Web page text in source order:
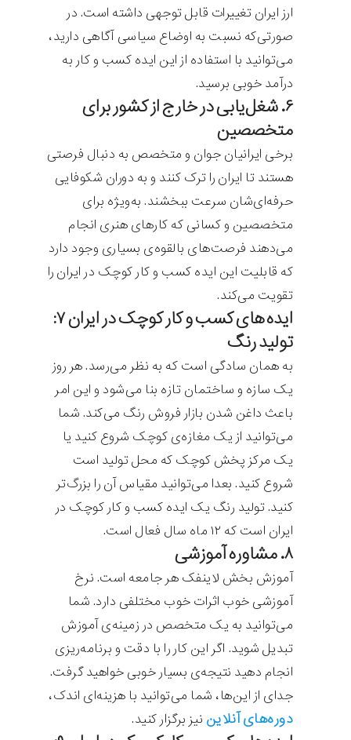
ارز ایران تغییرات قابل توجهی داشته است. در
صورتی‌که نسبت به اوضاع سیاسی آگاهی دارید،
می‌توانید با استفاده از این ایده کسب و کار به
درآمد خوبی برسید.
۶. شغل‌یابی در خارج از کشور برای
متخصصین
برخی ایرانیان جوان و متخصص به دنبال فرصتی
هستند تا ایران را ترک کنند و به دوران شکوفایی
حرفه‌ای‌شان سرعت ببخشند. به‌ویژه برای
متخصصین و کسانی که کارهای هنری انجام
می‌دهند فرصت‌های بالقوه‌ی بسیاری وجود دارد
که قابلیت این ایده کسب و کار کوچک در ایران را
تقویت می‌کند.
ایده های کسب و کار کوچک در ایران ۷:
تولید رنگ
به همان سادگی است که به نظر می‌رسد. هر روز
یک سازه و ساختمان تازه بنا می‌شود و این امر
باعث داغن شدن بازار فروش رنگ می‌کند. شما
می‌توانید از یک مغازه‌ی کوچک شروع کنید یا
یک مرکز پخش کوچک که محل تولید است
شروع کنید. بعدا می‌توانید مقیاس آن را بزرگ‌تر
کنید. تولید رنگ یک ایده کسب و کار کوچک در
ایران است که ۱۲ ماه سال فعال است.
۸. مشاوره آموزشی
آموزش بخش لاینفک هر جامعه است. نرخ
آموزشی خوب اثرات خوب مختلفی دارد. شما
می‌توانید به یک متخصص در زمینه‌ی آموزش
تبدیل شوید. اگر این کار را با دقت و برنامه‌ریزی
انجام دهید نتیجه‌ی بسیار خوبی خواهید گرفت.
جدای از این‌ها، شما می‌توانید با هزینه‌ای اندک،
دوره‌های آنلاین نیز برگزار کنید.